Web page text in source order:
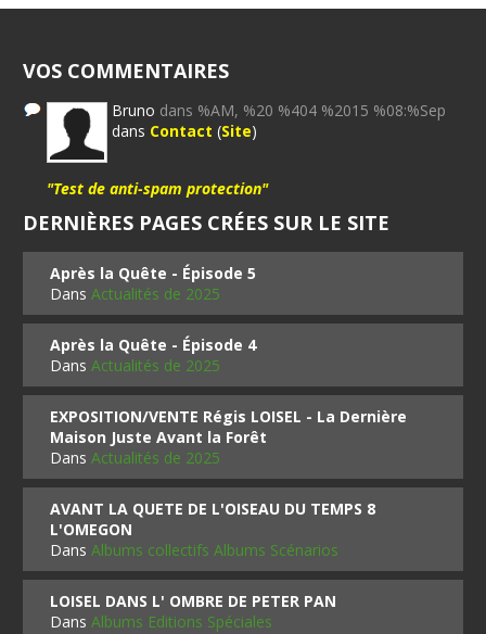
VOS COMMENTAIRES
Bruno dans %AM, %20 %404 %2015 %08:%Sep
dans Contact (Site)
"Test de anti-spam protection"
DERNIÈRES PAGES CRÉES SUR LE SITE
Après la Quête - Épisode 5
DansActualités de 2025
Après la Quête - Épisode 4
DansActualités de 2025
EXPOSITION/VENTE Régis LOISEL - La Dernière
Maison Juste Avant la Forêt
DansActualités de 2025
AVANT LA QUETE DE L'OISEAU DU TEMPS 8
L'OMEGON
DansAlbums collectifs Albums Scénarios
LOISEL DANS L' OMBRE DE PETER PAN
DansAlbums Editions Spéciales